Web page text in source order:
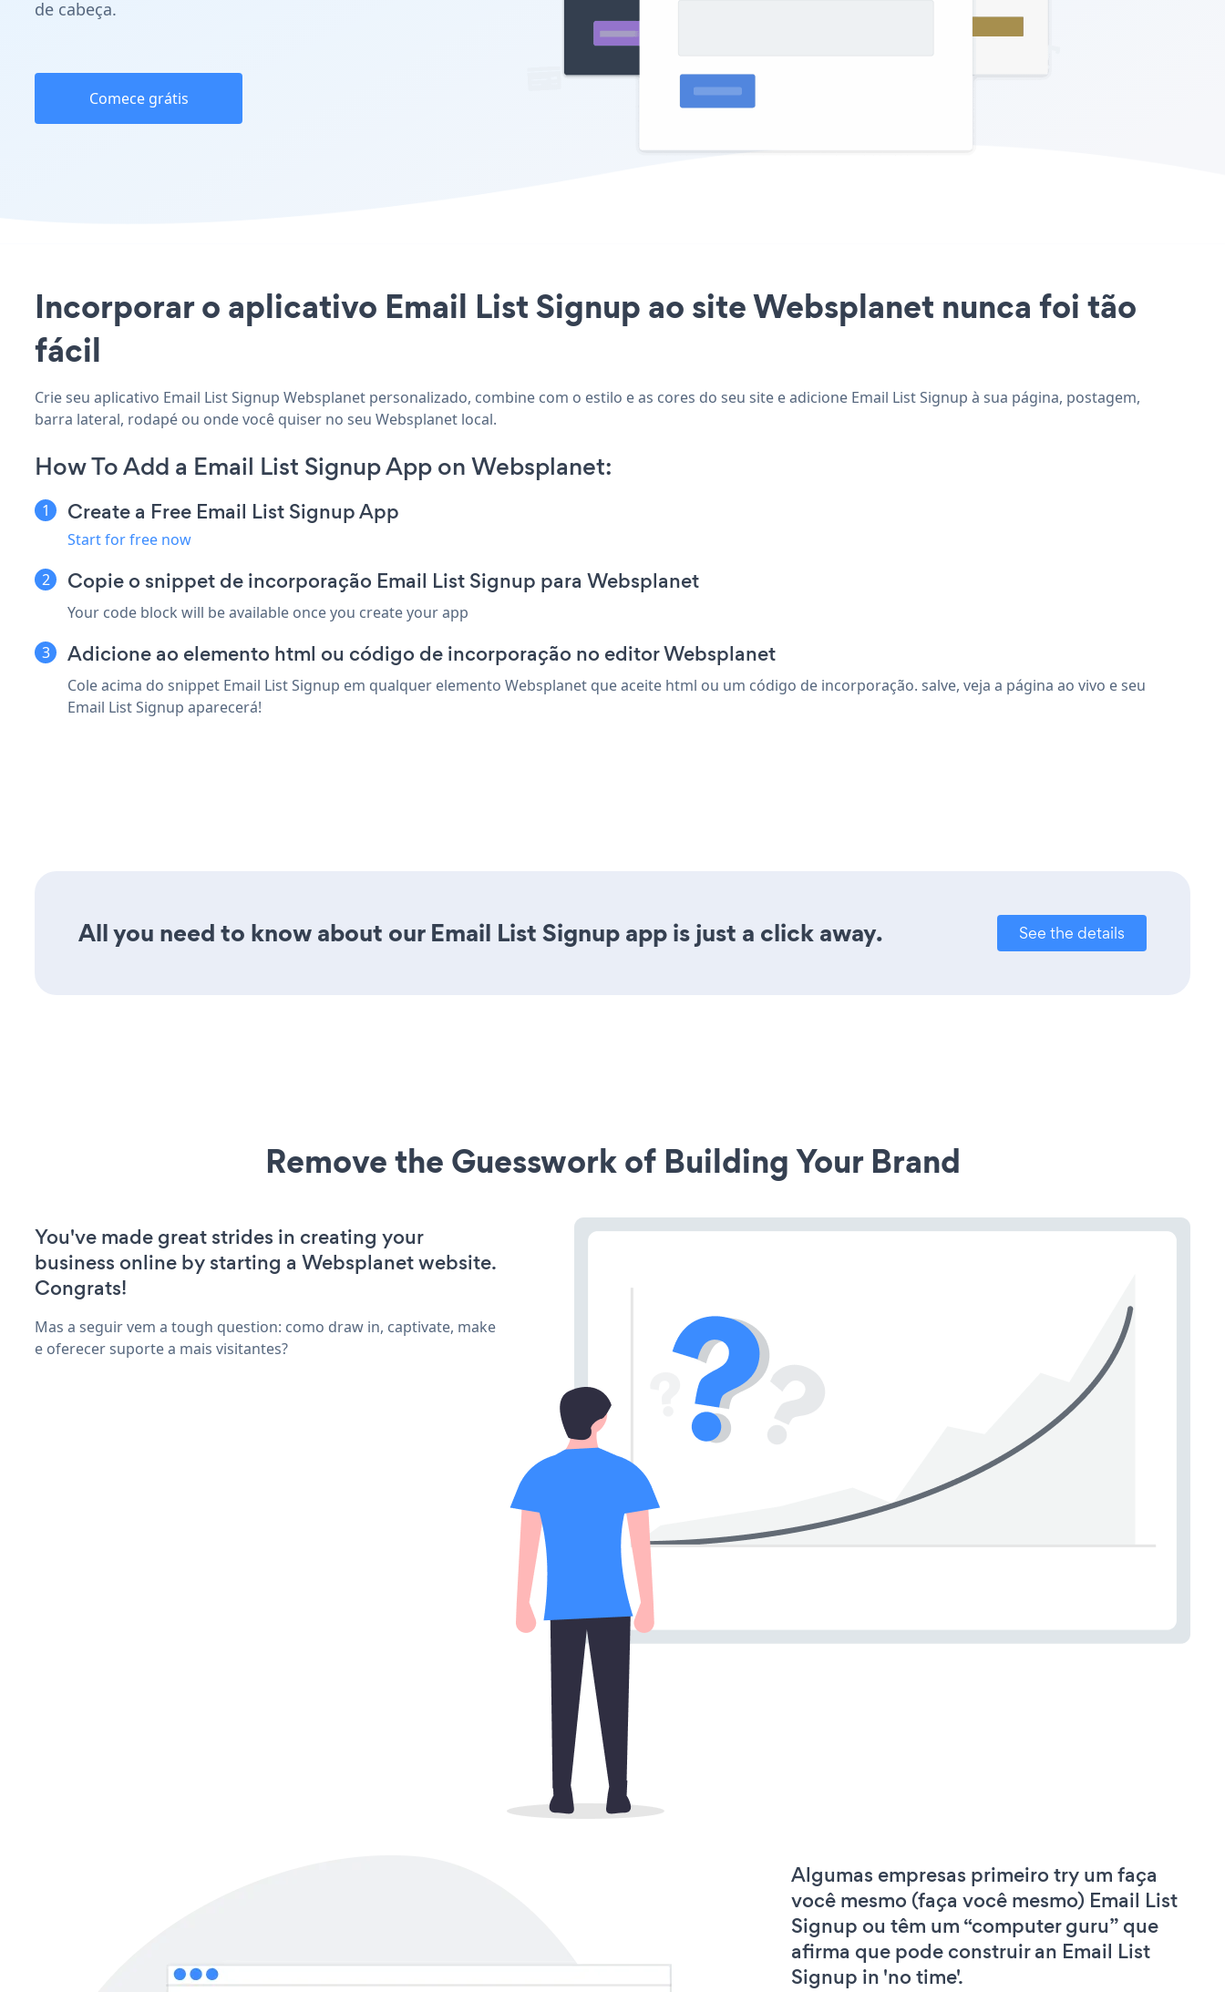
de cabeça.
Comece grátis
Incorporar o aplicativo Email List Signup ao site Websplanet nunca foi tão
fácil
Crie seu aplicativo Email List Signup Websplanet personalizado, combine com o estilo e as cores do seu site e adicione Email List Signup à sua página, postagem,
barra lateral, rodapé ou onde você quiser no seu Websplanet local.
How To Add a Email List Signup App on Websplanet:
Create a Free Email List Signup App
Start for free now
Copie o snippet de incorporação Email List Signup para Websplanet
Your code block will be available once you create your app
Adicione ao elemento html ou código de incorporação no editor Websplanet
Cole acima do snippet Email List Signup em qualquer elemento Websplanet que aceite html ou um código de incorporação. salve, veja a página ao vivo e seu
Email List Signup aparecerá!
All you need to know about our Email List Signup app is just a click away. See the details
Remove the Guesswork of Building Your Brand
You've made great strides in creating your
business online by starting a Websplanet website.
Congrats!
Mas a seguir vem a tough question: como draw in, captivate, make
e oferecer suporte a mais visitantes?
Algumas empresas primeiro try um faça
você mesmo (faça você mesmo) Email List
Signup ou têm um “computer guru” que
afirma que pode construir an Email List
Signup in 'no time'.